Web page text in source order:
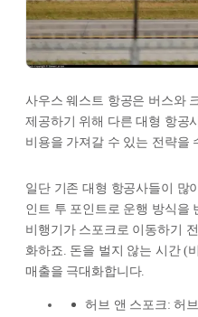
사우스 웨스트 항공은 버스와
제공하기 위해 다른 대형 항공
비용을 가져갈 수 있는 전략을
일단 기존 대형 항공사들이 많
인트 투 포인트로 운행 방식을
비행기가 스포크로 이동하기
화하죠. 돈을 벌지 않는 시간 (
매출을 극대화합니다.
허브 앤 스포크: 허